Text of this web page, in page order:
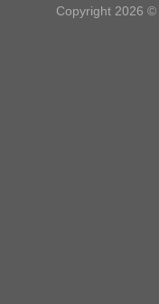
Copyright 2026 ©